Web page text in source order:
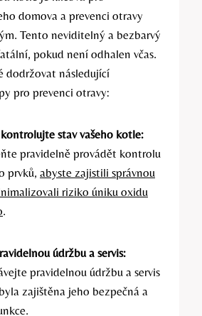
domova a prevenci otravy
Tento neviditelný a bezbarvý
pokud není odhalen včas.
dodržovat následující
pro prevenci otravy:
stav vašeho kotle:
pravidelně provádět kontrolu
prvků, abyste zajistili správnou
riziko úniku oxidu
.
údržbu a servis:
pravidelnou údržbu a servis
zajištěna jeho bezpečná a